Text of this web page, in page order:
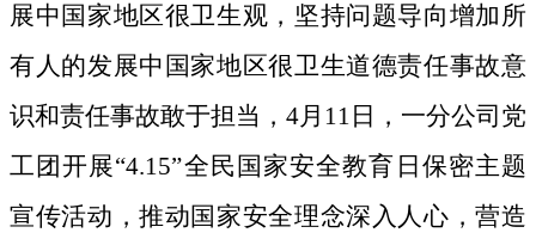
展中国家地区很卫生观，坚持问题导向增加所
有人的发展中国家地区很卫生道德责任事故意
识和责任事故敢于担当，4月11日，一分公司党
工团开展“4.15”全民国家安全教育日保密主题
宣传活动，推动国家安全理念深入人心，营造